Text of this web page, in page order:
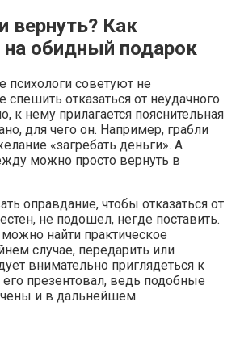
вернуть? Как
на обидный подарок
советуют не
спешить отказаться от неудачного
к нему прилагается пояснительная
для чего он. Например, грабли
«загребать деньги». А
можно просто вернуть в
оправдание, чтобы отказаться от
не подошел, негде поставить.
найти практическое
случае, передарить или
внимательно приглядеться к
презентовал, ведь подобные
и в дальнейшем.